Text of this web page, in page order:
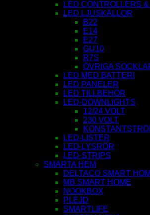
LED CONTROLLERS
LED LJUSKÄLLOR
B22
E14
E27
GU10
R7S
ÖVRIGA
LED MED BATTERI
LED PANELER
LED TILLBEHÖR
LED-DOWNLIGHTS
12/24 VOLT
230 VOLT
LED-LISTER
LED-LYSRÖR
LED-STRIPS
SMARTA HEM
DELTACO SMART
MB SMART HOME
NOOKBOX
PLEJD
SMARTLIFE